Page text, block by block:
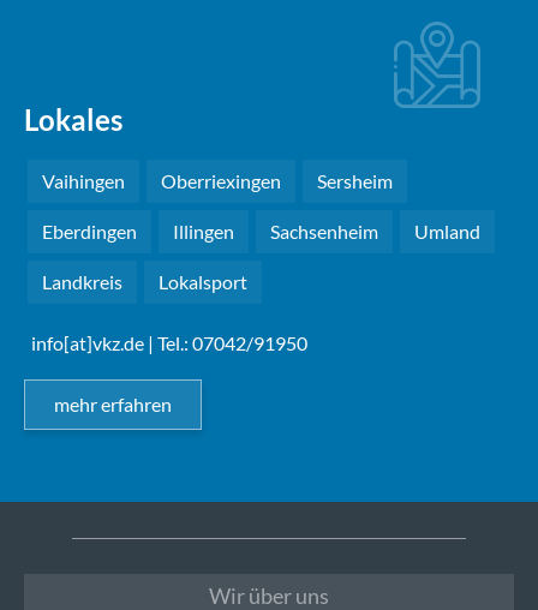
Lokales
Vaihingen Oberriexingen Sersheim
Eberdingen Illingen Sachsenheim Umland
Landkreis Lokalsport
info[at]vkz.de | Tel.: 07042/91950
mehr erfahren
Wir über uns